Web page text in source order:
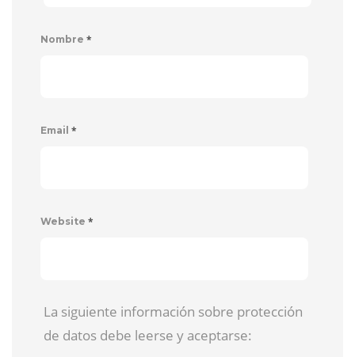
Nombre *
Email *
Website *
La siguiente información sobre protección
de datos debe leerse y aceptarse: